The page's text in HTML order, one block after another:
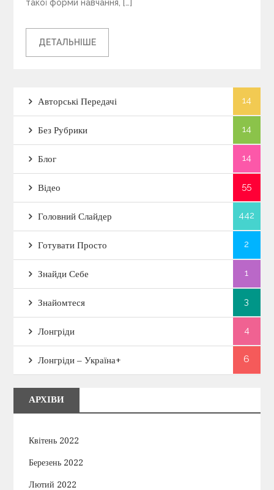
такої форми навчання, […]
ДЕТАЛЬНІШЕ
Авторські Передачі 14
Без Рубрики 14
Блог 14
Відео 55
Головний Слайдер 442
Готувати Просто 2
Знайди Себе 1
Знайомтеся 3
Лонгріди 4
Лонгріди – Україна+ 6
АРХІВИ
Квітень 2022
Березень 2022
Лютий 2022